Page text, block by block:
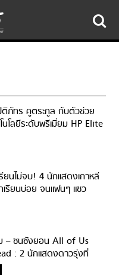
ภัทร คูตระกูล กับตัวช่วย
นโลยีระดับพรีเมี่ยม HP Elite
ยนไม่จบ! 4 นักแสดงเกาหลี
รียนบ่อย จนแฟนๆ แซว
– ซนซังยอน All of Us
: 2 นักแสดงดาวรุ่งที่
ข้ากรมตอนอายุน้อย!!!